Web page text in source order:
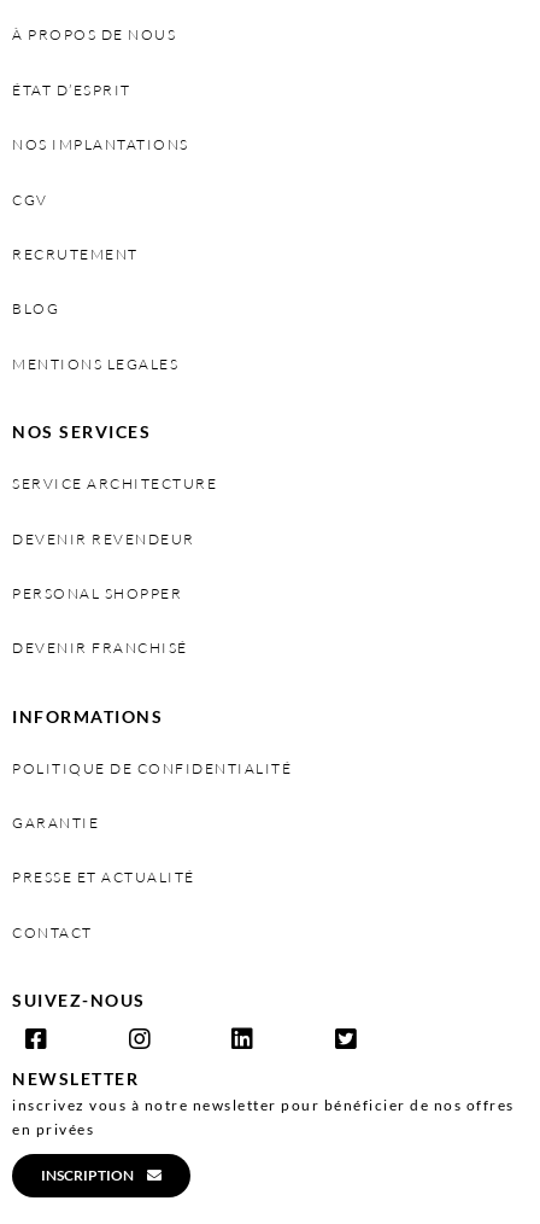
À PROPOS DE NOUS
ÉTAT D’ESPRIT
NOS IMPLANTATIONS
CGV
RECRUTEMENT
BLOG
MENTIONS LEGALES
NOS SERVICES
SERVICE ARCHITECTURE
DEVENIR REVENDEUR
PERSONAL SHOPPER
DEVENIR FRANCHISÉ
INFORMATIONS
POLITIQUE DE CONFIDENTIALITÉ
GARANTIE
PRESSE ET ACTUALITÉ
CONTACT
SUIVEZ-NOUS
NEWSLETTER
inscrivez vous à notre newsletter pour bénéficier de nos offres
en privées
INSCRIPTION